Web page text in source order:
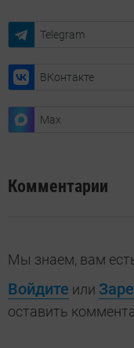
Telegram
ВКонтакте
Max
Комментарии
Мы знаем, вам
Войдите или
оставить